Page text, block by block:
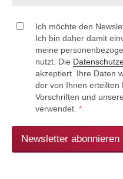
Ich möchte den
Ich bin daher damit
meine
nutzt. Die
akzeptiert. Ihre Daten
der von Ihnen erteilten
Vorschriften und
verwendet. *
Newsletter abonnieren